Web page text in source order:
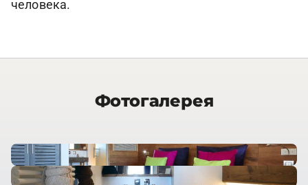
человека.
Фотогалерея